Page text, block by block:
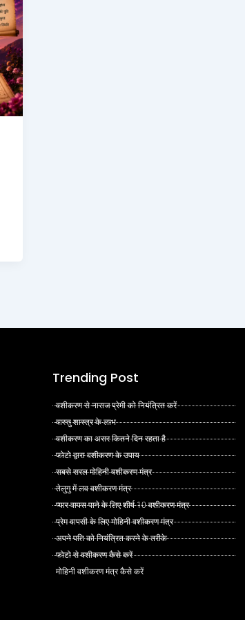
Trending Post
वशीकरण से नाराज प्रेमी को नियंत्रित करें
वास्तु शास्त्र के लाभ
वशीकरण का असर कितने दिन रहता है
फोटो द्वारा वशीकरण के उपाय
सबसे सरल मोहिनी वशीकरण मंत्र
तेलुगु में लव वशीकरण मंत्र
प्यार वापस पाने के लिए शीर्ष 10 वशीकरण मंत्र
प्रेम वापसी के लिए मोहिनी वशीकरण मंत्र
अपने पति को नियंत्रित करने के तरीके
फोटो से वशीकरण कैसे करें
मोहिनी वशीकरण मंत्र कैसे करें